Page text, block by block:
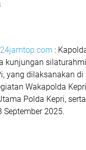
24jamtop.com :
kunjungan
yang dilaksanakan
Wakapolda
Polda Kepri,
September 2025.